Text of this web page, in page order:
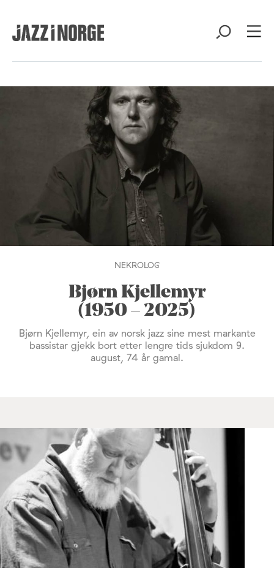
NEKROLOG
Bjørn Kjellemyr
(1950 – 2025)
Bjørn Kjellemyr, ein av norsk jazz sine mest markante
bassistar gjekk bort etter lengre tids sjukdom 9.
august, 74 år gamal.